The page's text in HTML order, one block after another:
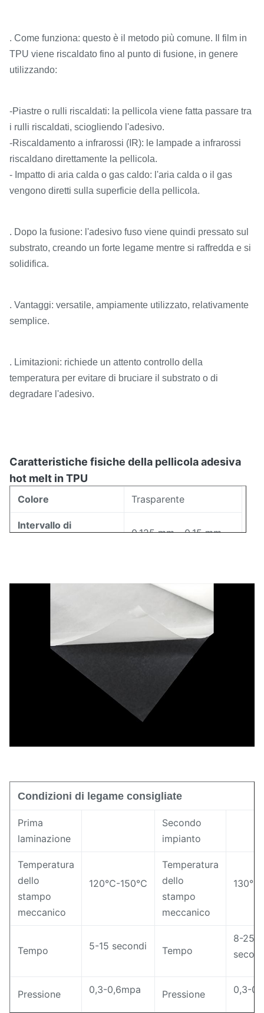
. Come funziona: questo è il metodo più comune. Il film in
TPU viene riscaldato fino al punto di fusione, in genere
utilizzando:
-Piastre o rulli riscaldati: la pellicola viene fatta passare tra
i rulli riscaldati, sciogliendo l'adesivo.
-Riscaldamento a infrarossi (IR): le lampade a infrarossi
riscaldano direttamente la pellicola.
- Impatto di aria calda o gas caldo: l'aria calda o il gas
vengono diretti sulla superficie della pellicola.
. Dopo la fusione: l'adesivo fuso viene quindi pressato sul
substrato, creando un forte legame mentre si raffredda e si
solidifica.
. Vantaggi: versatile, ampiamente utilizzato, relativamente
semplice.
. Limitazioni: richiede un attento controllo della
temperatura per evitare di bruciare il substrato o di
degradare l'adesivo.
Caratteristiche fisiche della pellicola adesiva
hot melt in TPU
Colore Trasparente
Intervallo di
0,125 mm - 0,15 mm
larghezza
80-105℃ (ISO11357)
Indice del flusso di
fusione
17±7g/10min
72±3 (Riva A)
1,18±0,02 g/cm³
Condizioni di legame consigliate
Prima
laminazione
Secondo
impianto
Temperatura
dello
stampo
meccanico
120℃-150℃
Temperatura
dello
stampo
meccanico
Tempo 5-15 secondi Tempo
8-25
Pressione 0,3-0,6mpa Pressione 0,3-